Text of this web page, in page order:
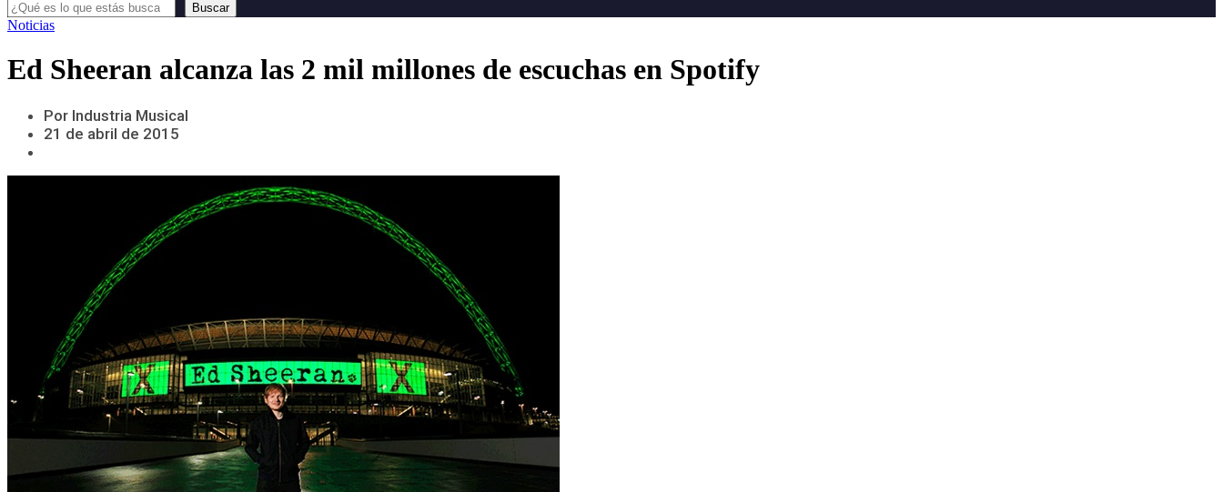
Buscar
Noticias
Ed Sheeran alcanza las 2 mil millones de escuchas en Spotify
Por Industria Musical
21 de abril de 2015